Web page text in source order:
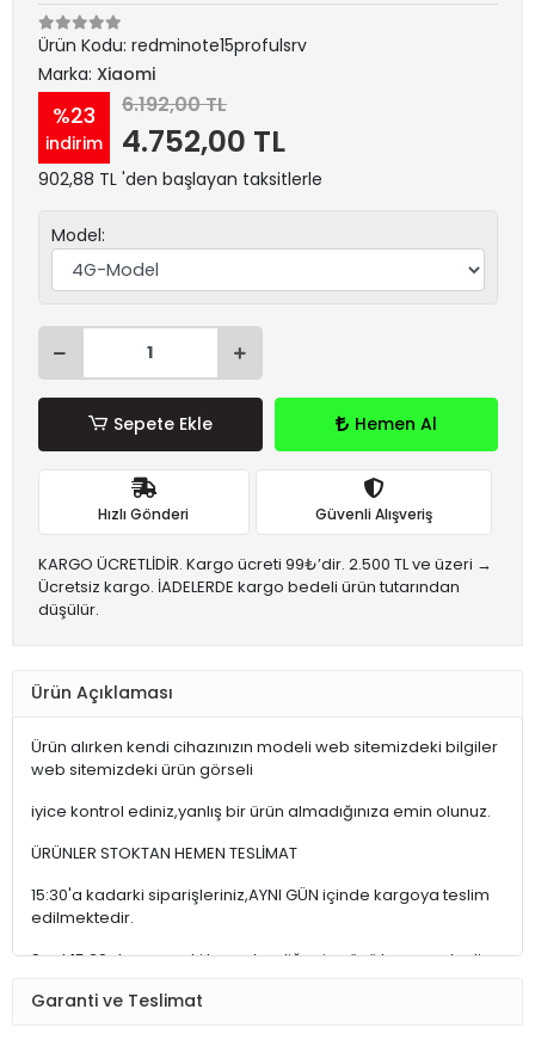
Ürün Kodu: redminote15profulsrv
Marka: Xiaomi
%23
indirim
6.192,00 TL
4.752,00 TL
902,88 TL 'den başlayan taksitlerle
Model:
Sepete Ekle Hemen Al
Hızlı Gönderi Güvenli Alışveriş
KARGO ÜCRETLİDİR. Kargo ücreti 99₺’dir. 2.500 TL ve üzeri →
Ücretsiz kargo. İADELERDE kargo bedeli ürün tutarından
düşülür.
Ürün Açıklaması
Ürün alırken kendi cihazınızın modeli web sitemizdeki bilgiler
web sitemizdeki ürün görseli
iyice kontrol ediniz,yanlış bir ürün almadığınıza emin olunuz.
ÜRÜNLER STOKTAN HEMEN TESLİMAT
15:30'a kadarki siparişleriniz,AYNI GÜN içinde kargoya teslim
edilmektedir.
Saat 15:30 dan sonraki kargolar,diğer iş günü kargoya teslim
Garanti ve Teslimat